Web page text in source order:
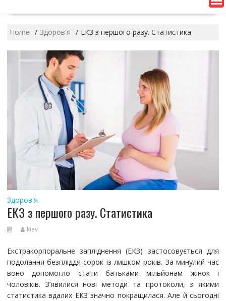
Home Здоров'я ЕКЗ з першого разу. Статистика
Здоров'я
ЕКЗ з першого разу. Статистика
kiev
Екстракорпоральне запліднення (ЕКЗ) застосовується для
подолання безпліддя сорок із лишком років. За минулий час
воно допомогло стати батьками мільйонам жінок і
чоловіків. З’явилися нові методи та протоколи, з якими
статистика вдалих ЕКЗ значно покращилася. Але й сьогодні